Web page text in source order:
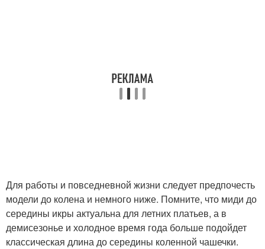
Для работы и повседневной жизни следует предпочесть
модели до колена и немного ниже. Помните, что миди до
середины икры актуальна для летних платьев, а в
демисезонье и холодное время года больше подойдет
классическая длина до середины коленной чашечки.